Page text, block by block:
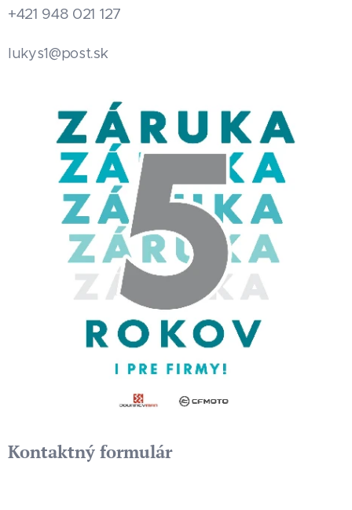
+421 948 021 127
lukys1@post.sk
Kontaktný formulár